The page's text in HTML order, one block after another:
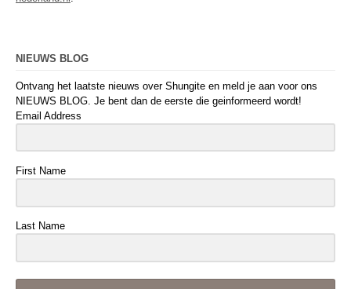
NIEUWS BLOG
Ontvang het laatste nieuws over Shungite en meld je aan voor ons
NIEUWS BLOG. Je bent dan de eerste die geinformeerd wordt!
Email Address
First Name
Last Name